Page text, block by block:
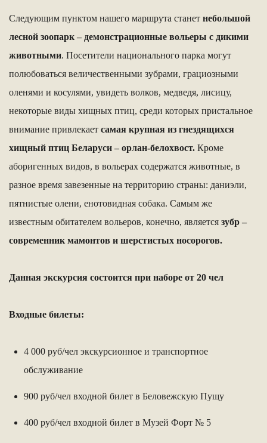
Следующим пунктом нашего маршрута станет небольшой
лесной зоопарк – демонстрационные вольеры с дикими
животными. Посетители национального парка могут
полюбоваться величественными зубрами, грациозными
оленями и косулями, увидеть волков, медведя, лисицу,
некоторые виды хищных птиц, среди которых пристальное
внимание привлекает самая крупная из гнездящихся
хищный птиц Беларуси – орлан-белохвост. Кроме
аборигенных видов, в вольерах содержатся животные, в
разное время завезенные на территорию страны: даниэли,
пятнистые олени, енотовидная собака. Самым же
известным обитателем вольеров, конечно, является зубр –
современник мамонтов и шерстистых носорогов.
Данная экскурсия состоится при наборе от 20 чел
Входные билеты:
4 000 руб/чел экскурсионное и транспортное
обслуживание
900 руб/чел входной билет в Беловежскую Пущу
400 руб/чел входной билет в Музей Форт № 5